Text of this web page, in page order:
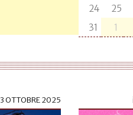
24
25
31
1
3 OTTOBRE 2025